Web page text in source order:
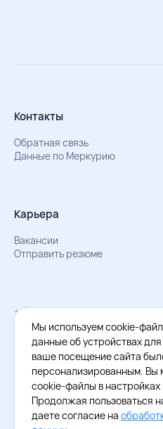
Контакты
Обратная связь
Данные по Меркурию
Карьера
Вакансии
Отправить резюме
Мы в Телеграм
Документы об обработке
Охрана труда – результаты СОУТ
Официальное
Cкачайте
Мы используем cookie-
данные об устройствах
ваше посещение сайта
персонализированным. Вы
cookie-файлы в
Продолжая пользоваться
даете согласие на